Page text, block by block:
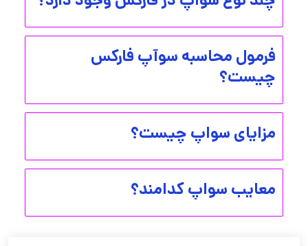
فرمول محاسبه سوآپ فارکس
چیست؟
مزایای سواپ چیست؟
معایب سواپ کدامند؟